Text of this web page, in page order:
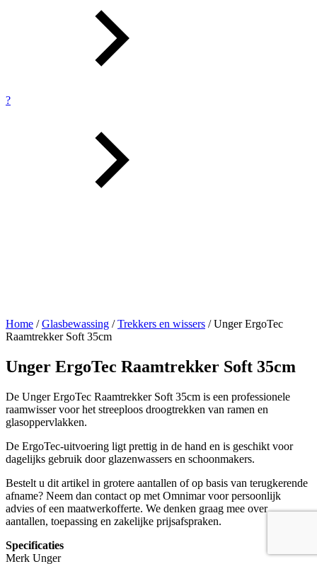
?
Home /Glasbewassing /Trekkers en wissers / Unger ErgoTec
Raamtrekker Soft 35cm
Unger ErgoTec Raamtrekker Soft 35cm
De Unger ErgoTec Raamtrekker Soft 35cm is een professionele
raamwisser voor het streeploos droogtrekken van ramen en
glasoppervlakken.
De ErgoTec-uitvoering ligt prettig in de hand en is geschikt voor
dagelijks gebruik door glazenwassers en schoonmakers.
Bestelt u dit artikel in grotere aantallen of op basis van terugkerende
afname? Neem dan contact op met Omnimar voor persoonlijk
advies of een maatwerkofferte. We denken graag mee over
aantallen, toepassing en zakelijke prijsafspraken.
Specificaties
Merk Unger